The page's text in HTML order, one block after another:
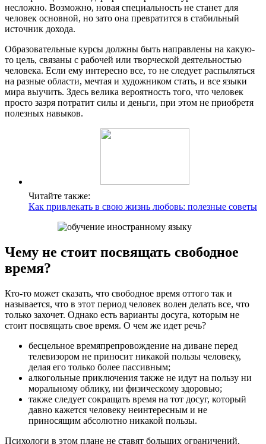
несложно. Возможно, новая специальность не станет для
человек основной, но зато она превратится в стабильный
источник дохода.
Образовательные курсы должны быть направлены на какую-
то цель, связаны с рабочей или творческой деятельностью
человека. Если ему интересно все, то не следует распыляться
на разные области, мечтая и художником стать, и все языки
мира выучить. Здесь велика вероятность того, что человек
просто зазря потратит силы и деньги, при этом не приобретя
полезных навыков.
Читайте также:
Как привлекать в свою жизнь любовь: полезные советы
Чему не стоит посвящать свободное
время?
Кто-то может сказать, что свободное время оттого так и
называется, что в этот период человек волен делать все, что
только захочет. Однако есть варианты досуга, которым не
стоит посвящать свое время. О чем же идет речь?
бесцельное времяпрепровождение на диване перед
телевизором не приносит никакой пользы человеку,
делая его только более пассивным;
алкогольные приключения также не идут на пользу ни
моральному облику, ни физическому здоровью;
также следует сокращать время на тот досуг, который
давно кажется человеку неинтересным и не
приносящим абсолютно никакой пользы.
Психологи в этом плане не ставят больших ограничений.